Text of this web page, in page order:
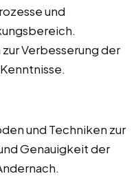
und
Verbesserung der
und Techniken zur
Genauigkeit der